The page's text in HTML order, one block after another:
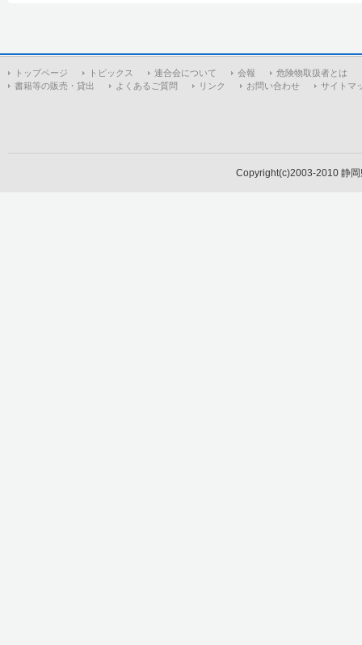
トップページ トピックス 連合会について 会報
危険物取扱者とは
書籍等の販売・貸出
よくあるご質問 リンク お問い合わせ サイトマ
Copyright(c)2003-2010 静